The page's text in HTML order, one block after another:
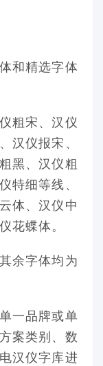
和精选字体
粗宋、汉仪
汉仪报宋、
黑、汉仪粗
特细等线、
体、汉仪中
花蝶体。
余字体均为
一品牌或单
案类别、数
汉仪字库进